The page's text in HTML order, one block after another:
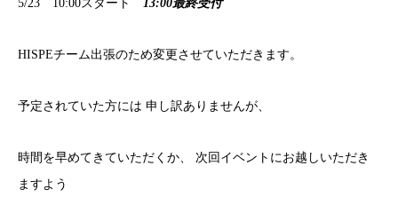
5/23 10:00スタート 13:00最終受付
HISPEチーム出張のため変更させていただきます。
予定されていた方には 申し訳ありませんが、
時間を早めてきていただくか、 次回イベントにお越しいただき
ますよう